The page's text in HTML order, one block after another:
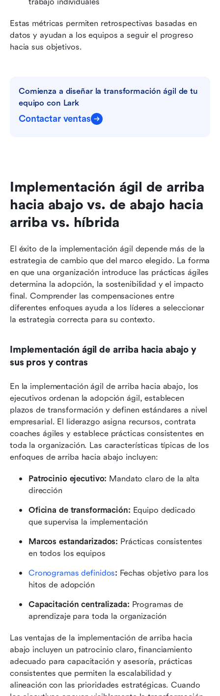
Estas métricas permiten retrospectivas basadas en
datos y ayudan a los equipos a seguir el progreso
hacia sus objetivos.
Comienza a diseñar la transformación ágil de tu
equipo con Lark
Contactar ventas
Implementación ágil de arriba
hacia abajo vs. de abajo hacia
arriba vs. híbrida
El éxito de la implementación ágil depende más de la
estrategia de cambio que del marco elegido. La forma
en que una organización introduce las prácticas ágiles
determina la adopción, la sostenibilidad y el impacto
final. Comprender las compensaciones entre
diferentes enfoques ayuda a los líderes a seleccionar
la estrategia correcta para su contexto.
Implementación ágil de arriba hacia abajo y
sus pros y contras
En la implementación ágil de arriba hacia abajo, los
ejecutivos ordenan la adopción ágil, establecen
plazos de transformación y definen estándares a nivel
empresarial. El liderazgo asigna recursos, contrata
coaches ágiles y establece prácticas consistentes en
toda la organización. Las características típicas de los
enfoques de arriba hacia abajo incluyen:
Patrocinio ejecutivo: Mandato claro de la alta
dirección
Oficina de transformación: Equipo dedicado
que supervisa la implementación
Marcos estandarizados: Prácticas consistentes
en todos los equipos
Cronogramas definidos: Fechas objetivo para los
hitos de adopción
Capacitación centralizada: Programas de
aprendizaje para toda la organización
Las ventajas de la implementación de arriba hacia
abajo incluyen un patrocinio claro, financiamiento
adecuado para capacitación y asesoría, prácticas
consistentes que permiten la escalabilidad y
alineación con las prioridades estratégicas. Cuando